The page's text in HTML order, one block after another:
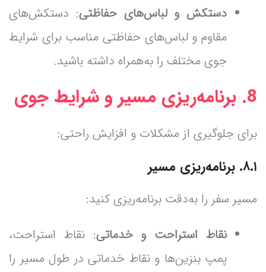
دستکش و لباس‌های حفاظتی: دستکش‌های
مقاوم و لباس‌های حفاظتی مناسب برای شرایط
جوی مختلف را به‌همراه داشته باشید.
8. برنامه‌ریزی مسیر و شرایط جوی
برای جلوگیری از مشکلات و افزایش راحتی:
۸.۱. برنامه‌ریزی مسیر
مسیر سفر را به‌دقت برنامه‌ریزی کنید:
نقاط استراحت و خدماتی: نقاط استراحت،
پمپ بنزین‌ها و نقاط خدماتی در طول مسیر را